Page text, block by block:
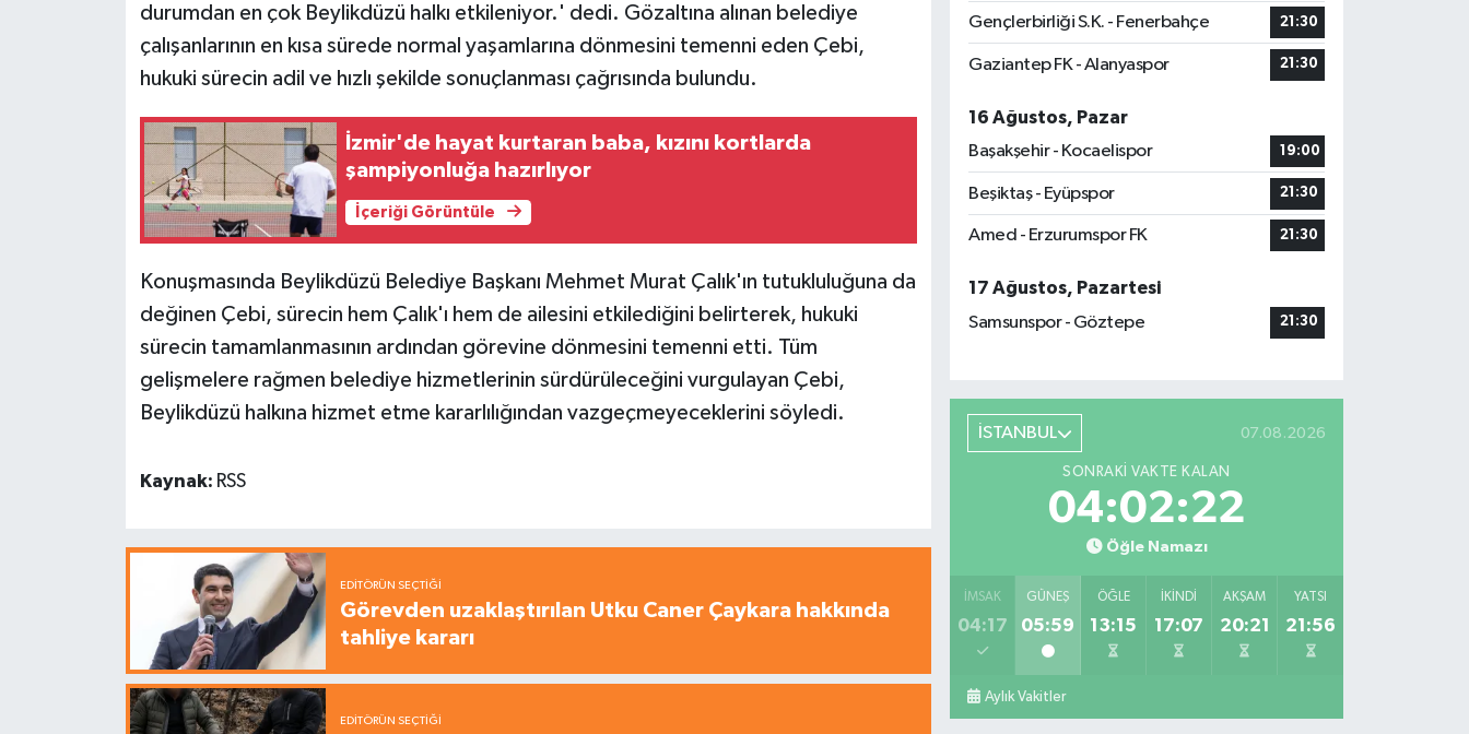
durumdan en çok Beylikdüzü halkı etkileniyor.' dedi. Gözaltına alınan belediye
çalışanlarının en kısa sürede normal yaşamlarına dönmesini temenni eden Çebi,
hukuki sürecin adil ve hızlı şekilde sonuçlanması çağrısında bulundu.
İzmir'de hayat kurtaran baba, kızını kortlarda
şampiyonluğa hazırlıyor
İçeriği Görüntüle
Konuşmasında Beylikdüzü Belediye Başkanı Mehmet Murat Çalık'ın tutukluluğuna da
değinen Çebi, sürecin hem Çalık'ı hem de ailesini etkilediğini belirterek, hukuki
sürecin tamamlanmasının ardından görevine dönmesini temenni etti. Tüm
gelişmelere rağmen belediye hizmetlerinin sürdürüleceğini vurgulayan Çebi,
Beylikdüzü halkına hizmet etme kararlılığından vazgeçmeyeceklerini söyledi.
Kaynak: RSS
EDITÖRÜN SEÇTIĞI
Görevden uzaklaştırılan Utku Caner Çaykara hakkında
tahliye kararı
EDITÖRÜN SEÇTIĞI
Gençlerbirliği S.K. - Fenerbahçe 21:30
Gaziantep FK - Alanyaspor 21:30
16 Ağustos, Pazar
Başakşehir - Kocaelispor
19:00
Beşiktaş - Eyüpspor 21:30
Amed - Erzurumspor FK 21:30
17 Ağustos, Pazartesi
Samsunspor - Göztepe
21:30
İSTANBUL 07.08.2026
SONRAKI VAKTE KALAN
04:02:21
Öğle Namazı
İMSAK
04:17
GÜNEŞ
05:59
ÖĞLE
13:15
İKINDI
17:07
AKŞAM
20:21
YATSI
21:56
Aylık Vakitler